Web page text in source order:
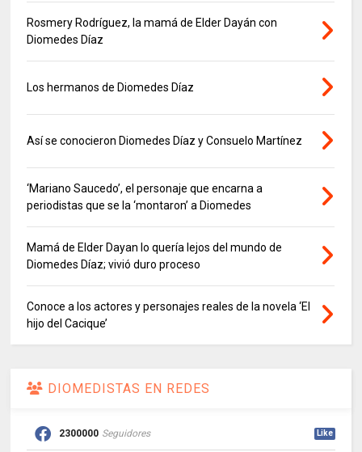
Rosmery Rodríguez, la mamá de Elder Dayán con
Diomedes Díaz
Los hermanos de Diomedes Díaz
Así se conocieron Diomedes Díaz y Consuelo Martínez
‘Mariano Saucedo’, el personaje que encarna a
periodistas que se la ‘montaron’ a Diomedes
Mamá de Elder Dayan lo quería lejos del mundo de
Diomedes Díaz; vivió duro proceso
Conoce a los actores y personajes reales de la novela ‘El
hijo del Cacique’
DIOMEDISTAS EN REDES
2300000 Seguidores Like